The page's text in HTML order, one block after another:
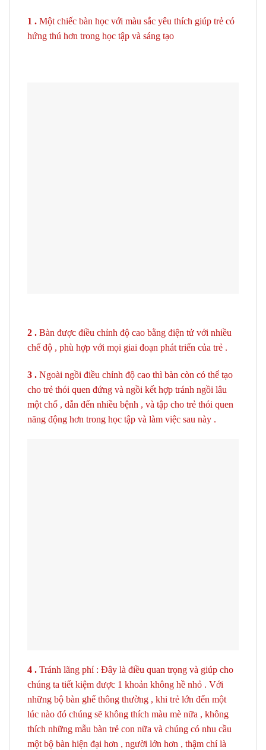
1 . Một chiếc bàn học với màu sắc yêu thích giúp trẻ có
hứng thú hơn trong học tập và sáng tạo
2 . Bàn được điều chỉnh độ cao bằng điện tử với nhiều
chế độ , phù hợp với mọi giai đoạn phát triển của trẻ .
3 . Ngoài ngồi điều chỉnh độ cao thì bàn còn có thể tạo
cho trẻ thói quen đứng và ngồi kết hợp tránh ngồi lâu
một chổ , dẫn đến nhiều bệnh , và tập cho trẻ thói quen
năng động hơn trong học tập và làm việc sau này .
4 . Tránh lãng phí : Đây là điều quan trọng và giúp cho
chúng ta tiết kiệm được 1 khoản không hề nhỏ . Với
những bộ bàn ghế thông thường , khi trẻ lớn đến một
lúc nào đó chúng sẽ không thích màu mè nữa , không
thích những mẫu bàn trẻ con nữa và chúng có nhu cầu
một bộ bàn hiện đại hơn , người lớn hơn , thậm chí là